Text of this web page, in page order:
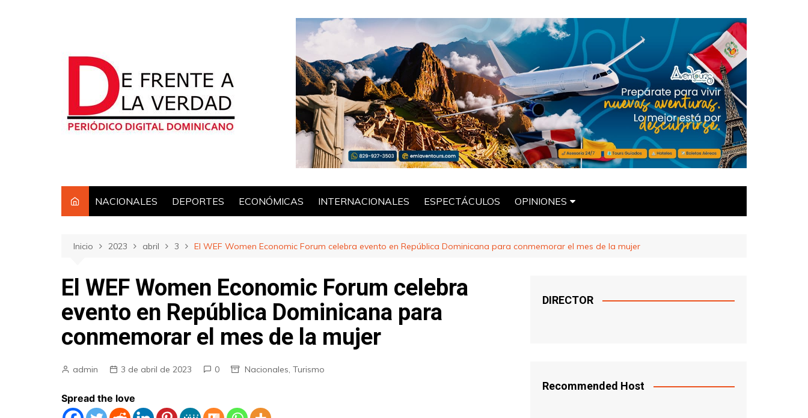
NACIONALES DEPORTES ECONÓMICAS INTERNACIONALES ESPECTÁCULOS OPINIONES
Inicio 2023 abril 3 El WEF Women Economic Forum celebra evento en República Dominicana para conmemorar el mes de la mujer
El WEF Women Economic Forum celebra
evento en República Dominicana para
conmemorar el mes de la mujer
admin 3 de abril de 2023 0 Nacionales, Turismo
Spread the love
DIRECTOR
Recommended Host